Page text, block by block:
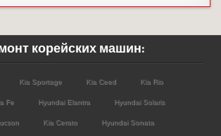
корейских машин:
Kia Sportage Kia Ceed Kia Rio
Fe Hyundai Elantra Hyundai Solaris
Kia Cerato Hyundai Sonata